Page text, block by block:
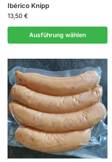
Ibérico Knipp
13,50 €
Ausführung wählen